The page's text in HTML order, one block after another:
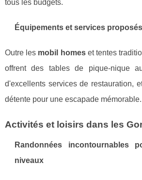
tous les budgets.
Équipements et services proposés
Outre les mobil homeset tentes
offrent des tables de pique-nique
d'excellents services de restauration,
détente pour une escapade mémorable.
Activités et loisirs dans les
Randonnées incontournables
niveaux